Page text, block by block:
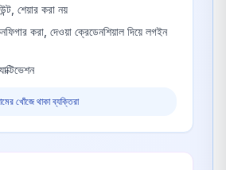
শেয়ার করা নয়
করা, দেওয়া ক্রেডেনশিয়াল দিয়ে লগইন
খোঁজে থাকা ব্যক্তিরা